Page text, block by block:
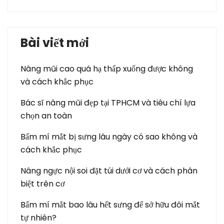
Bài viết mới
Nâng mũi cao quá hạ thấp xuống được không
và cách khắc phục
Bác sĩ nâng mũi đẹp tại TPHCM và tiêu chí lựa
chọn an toàn
Bấm mí mắt bị sưng lâu ngày có sao không và
cách khắc phục
Nâng ngực nội soi đặt túi dưới cơ và cách phân
biệt trên cơ
Bấm mí mắt bao lâu hết sưng để sở hữu đôi mắt
tự nhiên?